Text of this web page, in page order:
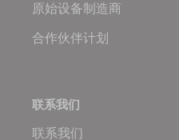
原始设备制造商
合作伙伴计划
联系我们
联系我们